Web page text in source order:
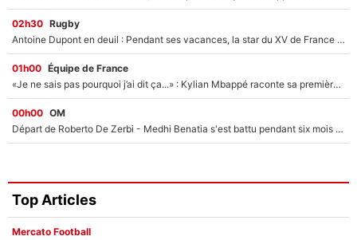
02h30 Rugby
Antoine Dupont en deuil : Pendant ses vacances, la star du XV de France a perdu sa grand-mère
01h00 Équipe de France
«Je ne sais pas pourquoi j’ai dit ça...» : Kylian Mbappé raconte sa première rencontre avec Zinédine Zidane (et c’est très drôle)
00h00 OM
Départ de Roberto De Zerbi - Medhi Benatia s'est battu pendant six mois pour le retenir à l'OM, le PSG a été le naufrage de trop : «Je pars avec toi»
Top Articles
Mercato Football